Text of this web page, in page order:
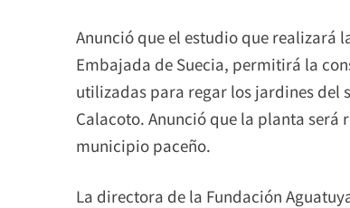
Anunció que el estudio que realizará
Embajada de Suecia, permitirá la
utilizadas para regar los jardines del
Calacoto. Anunció que la planta
municipio paceño.
La directora de la Fundación